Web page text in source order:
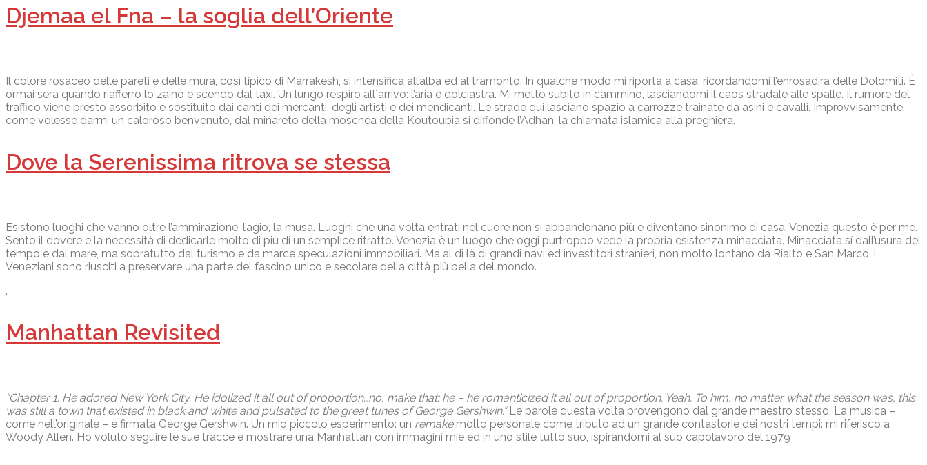
Djemaa el Fna – la soglia dell’Oriente
Il colore rosaceo delle pareti e delle mura, così tipico di Marrakesh, si intensifica all’alba ed al tramonto. In qualche modo mi riporta a casa, ricordandomi l’enrosadira delle Dolomiti. È
ormai sera quando riafferro lo zaino e scendo dal taxi. Un lungo respiro all´arrivo: l’aria è dolciastra. Mi metto subito in cammino, lasciandomi il caos stradale alle spalle. Il rumore del
traffico viene presto assorbito e sostituito dai canti dei mercanti, degli artisti e dei mendicanti. Le strade qui lasciano spazio a carrozze trainate da asini e cavalli. Improvvisamente,
come volesse darmi un caloroso benvenuto, dal minareto della moschea della Koutoubia si diffonde l’Adhan, la chiamata islamica alla preghiera.
Dove la Serenissima ritrova se stessa
Esistono luoghi che vanno oltre l’ammirazione, l’agio, la musa. Luoghi che una volta entrati nel cuore non si abbandonano più e diventano sinonimo di casa. Venezia questo è per me.
Sento il dovere e la necessità di dedicarle molto di più di un semplice ritratto. Venezia è un luogo che oggi purtroppo vede la propria esistenza minacciata. Minacciata sí dall’usura del
tempo e dal mare, ma sopratutto dal turismo e da marce speculazioni immobiliari. Ma al di là di grandi navi ed investitori stranieri, non molto lontano da Rialto e San Marco, i
Veneziani sono riusciti a preservare una parte del fascino unico e secolare della città più bella del mondo.
.
Manhattan Revisited
“Chapter 1. He adored New York City. He idolized it all out of proportion…no, make that: he – he romanticized it all out of proportion. Yeah. To him, no matter what the season was, this
was still a town that existed in black and white and pulsated to the great tunes of George Gershwin.“Le parole questa volta provengono dal grande maestro stesso. La musica –
come nell’originale – è firmata George Gershwin. Un mio piccolo esperimento: un remakemolto personale come tributo ad un grande contastorie dei nostri tempi: mi riferisco a
Woody Allen. Ho voluto seguire le sue tracce e mostrare una Manhattan con immagini mie ed in uno stile tutto suo, ispirandomi al suo capolavoro del 1979